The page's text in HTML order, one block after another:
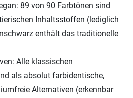
89 von 90 Farbtönen sind
Inhaltsstoffen (lediglich
enthält das traditionelle
Alle klassischen
als absolut farbidentische,
Alternativen (erkennbar